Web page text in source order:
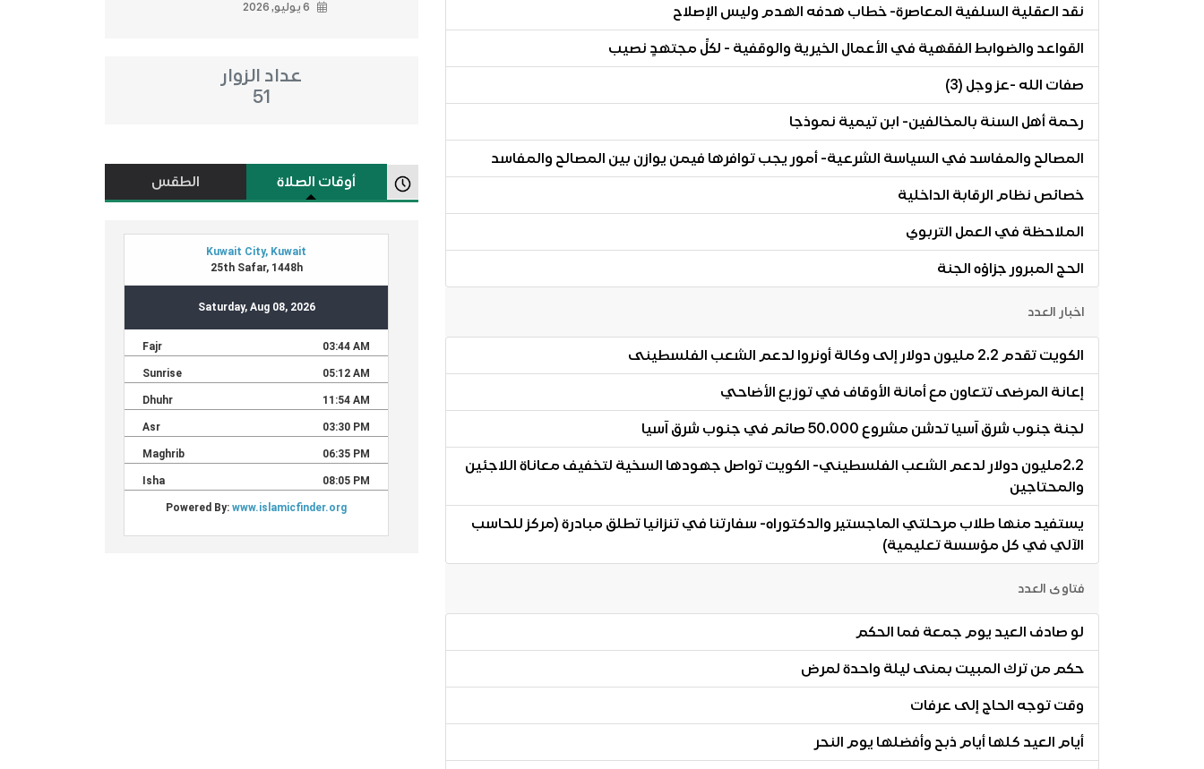
نقد العقلية السلفية المعاصرة- خطاب هدفه الهدم وليس الإصلاح
القواعد والضوابط الفقهية في الأعمال الخيرية والوقفية - لكلِّ مجتهدٍ نصيب
صفات الله -عز وجل (3)
رحمة أهل السنة بالمخالفين- ابن تيمية نموذجا
المصالح والمفاسد في السياسة الشرعية- أمور يجب توافرها فيمن يوازن بين المصالح والمفاسد
خصائص نظام الرقابة الداخلية
الملاحظة في العمل التربوي
الحج المبرور جزاؤه الجنة
اخبار العدد
الكويت تقدم 2.2 مليون دولار إلى وكالة أونروا لدعم الشعب الفلسطينى
إعانة المرضى تتعاون مع أمانة الأوقاف في توزيع الأضاحي
لجنة جنوب شرق آسيا تدشن مشروع 50.000 صائم في جنوب شرق آسيا
2.2مليون دولار لدعم الشعب الفلسطيني- الكويت تواصل جهودها السخية لتخفيف معاناة اللاجئين
والمحتاجين
يستفيد منها طلاب مرحلتي الماجستير والدكتوراه- سفارتنا في تنزانيا تطلق مبادرة (مركز للحاسب
الآلي في كل مؤسسة تعليمية)
فتاوى العدد
لو صادف العيد يوم جمعة فما الحكم
حكم من ترك المبيت بمنى ليلة واحدة لمرض
وقت توجه الحاج إلى عرفات
أيام العيد كلها أيام ذبح وأفضلها يوم النحر
6 يوليو, 2026
عداد الزوار
51
أوقات الصلاة الطقس